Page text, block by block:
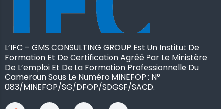
L’IFC – GMS CONSULTING GROUP Est Un Institut De
Formation Et De Certification Agréé Par Le Ministère
De L’emploi Et De La Formation Professionnelle Du
Cameroun Sous Le Numéro MINEFOP : N°
083/MINEFOP/SG/DFOP/SDGSF/SACD.